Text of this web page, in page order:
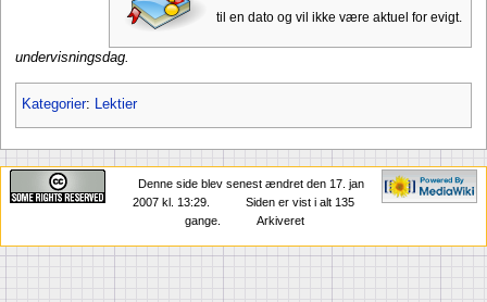
til en dato og vil ikke være aktuel for evigt.
undervisningsdag.
Kategorier: Lektier
Denne side blev senest ændret den 17. jan
2007 kl. 13:29.
Siden er vist i alt 135
gange.
Arkiveret